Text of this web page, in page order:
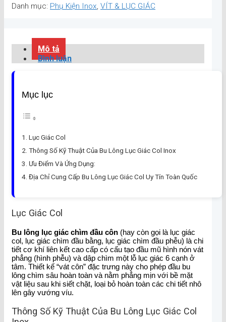
Danh mục: Phụ Kiện Inox, VÍT & LỤC GIÁC
Mô tả
Bình luận
Mục lục
Lục Giác Col
Thông Số Kỹ Thuật Của Bu Lông Lục Giác Col Inox
Ưu Điểm Và Ứng Dụng:
Địa Chỉ Cung Cấp Bu Lông Lục Giác Col Uy Tín Toàn Quốc
Lục Giác Col
Bu lông lục giác chìm đầu côn (hay còn gọi là lục giác
col, lục giác chìm đầu bằng, lục giác chìm đầu phễu) là chi
tiết cơ khí liên kết cao cấp có cấu tạo đầu mũ hình nón vát
phẳng (hình phễu) và dập chìm một lỗ lục giác 6 cạnh ở
tâm. Thiết kế “vát côn” đặc trưng này cho phép đầu bu
lông chìm sâu hoàn toàn và nằm phẳng mịn với bề mặt
vật liệu sau khi siết chặt, loại bỏ hoàn toàn các chi tiết nhô
lên gây vướng víu.
Thông Số Kỹ Thuật Của Bu Lông Lục Giác Col